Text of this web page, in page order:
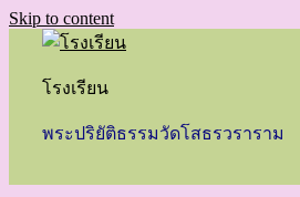
Skip to content
โรงเรียน
พระปริยัติธรรมวัดโสธรวราราม